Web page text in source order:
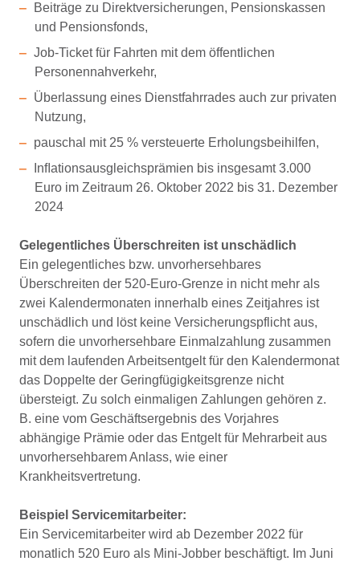
Beiträge zu Direktversicherungen, Pensionskassen
und Pensionsfonds,
Job-Ticket für Fahrten mit dem öffentlichen
Personennahverkehr,
Überlassung eines Dienstfahrrades auch zur privaten
Nutzung,
pauschal mit 25 % versteuerte Erholungsbeihilfen,
Inﬂationsausgleichsprämien bis insgesamt 3.000
Euro im Zeitraum 26. Oktober 2022 bis 31. Dezember
2024
Gelegentliches Überschreiten ist unschädlich
Ein gelegentliches bzw. unvorhersehbares
Überschreiten der 520-Euro-Grenze in nicht mehr als
zwei Kalendermonaten innerhalb eines Zeitjahres ist
unschädlich und löst keine Versicherungspflicht aus,
sofern die unvorhersehbare Einmalzahlung zusammen
mit dem laufenden Arbeitsentgelt für den Kalendermonat
das Doppelte der Geringfügigkeitsgrenze nicht
übersteigt. Zu solch einmaligen Zahlungen gehören z.
B. eine vom Geschäftsergebnis des Vorjahres
abhängige Prämie oder das Entgelt für Mehrarbeit aus
unvorhersehbarem Anlass, wie einer
Krankheitsvertretung.
Beispiel Servicemitarbeiter:
Ein Servicemitarbeiter wird ab Dezember 2022 für
monatlich 520 Euro als Mini-Jobber beschäftigt. Im Juni